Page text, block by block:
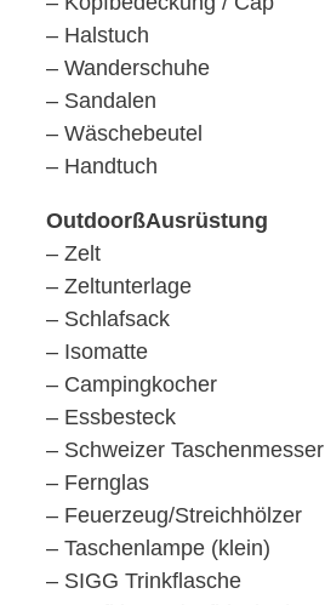
– Halstuch
– Wanderschuhe
– Sandalen
– Wäschebeutel
– Handtuch
OutdoorßAusrüstung
– Zelt
– Zeltunterlage
– Schlafsack
– Isomatte
– Campingkocher
– Essbesteck
– Schweizer Taschenmesser
– Fernglas
– Feuerzeug/Streichhölzer
– Taschenlampe (klein)
– SIGG Trinkflasche